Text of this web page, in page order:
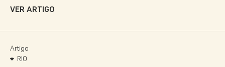
VER ARTIGO
Artigo
RIO